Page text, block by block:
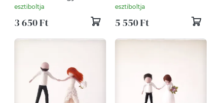
Tűnemezelt dísz, függő
esztiboltja
3 650 Ft
nyuszi szürke -
tűnemezelt
esztiboltja
5 550 Ft